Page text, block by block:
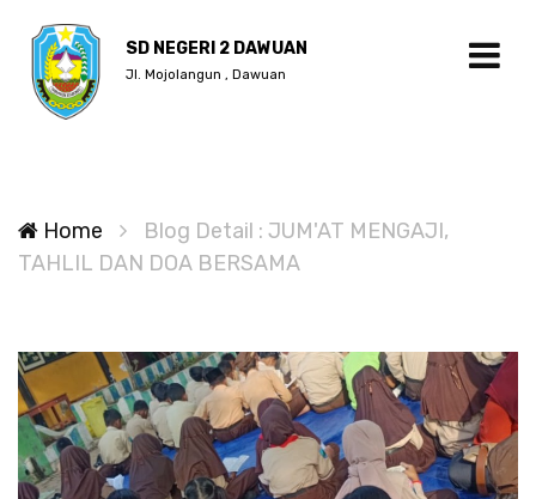
SD NEGERI 2 DAWUAN
Jl. Mojolangun , Dawuan
Home
Blog Detail : JUM'AT MENGAJI,
TAHLIL DAN DOA BERSAMA